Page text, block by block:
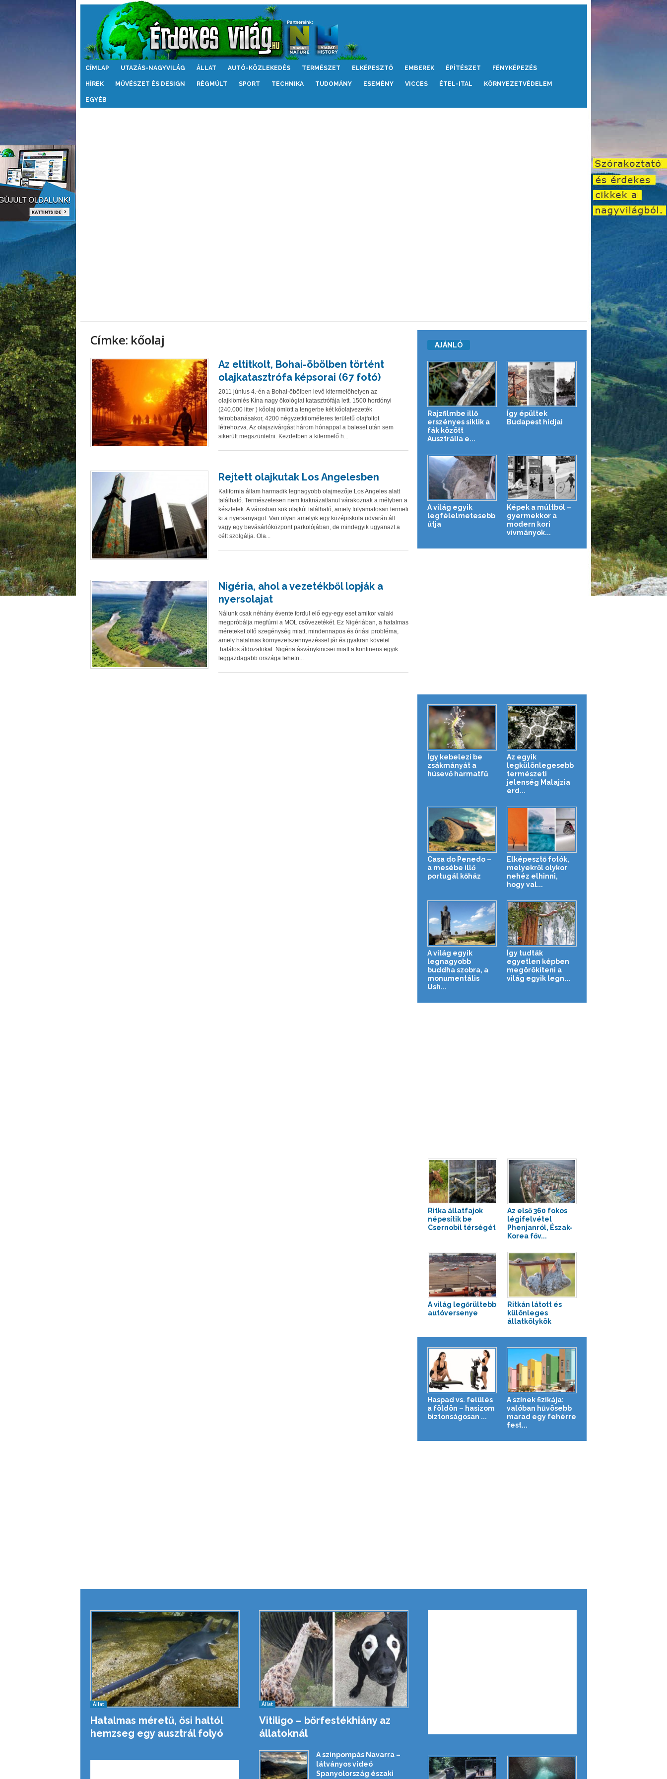
Érdekes
CÍMLAP UTAZÁS-NAGYVILÁG ÁLLAT AUTÓ-KÖZLEKEDÉS TERMÉSZET ELKÉPESZTŐ EMBEREK ÉPÍTÉSZET FÉNYKÉPEZÉS
HÍREK MŰVÉSZET ÉS DESIGN RÉGMÚLT SPORT TECHNIKA TUDOMÁNY ESEMÉNY VICCES ÉTEL-ITAL KÖRNYEZETVÉDELEM
EGYÉB
Címke: kőolaj
Az eltitkolt, Bohai-öbölben történt
olajkatasztrófa képsorai (67 fotó)
2011 június 4.-én a Bohai-öbölben levő kitermelőhelyen az
olajkiömlés Kína nagy ökológiai katasztrófája lett. 1500 hordónyi
(240.000 liter ) kőolaj ömlött a tengerbe két kőolajvezeték
felrobbanásakor, 4200 négyzetkilométeres területű olajfoltot
létrehozva. Az olajszivárgást három hónappal a baleset után sem
sikerült megszüntetni. Kezdetben a kitermelő h...
Rejtett olajkutak Los Angelesben
Kalifornia állam harmadik legnagyobb olajmezője Los Angeles alatt
található. Természetesen nem kiaknázatlanul várakoznak a mélyben a
készletek. A városban sok olajkút található, amely folyamatosan termeli
ki a nyersanyagot. Van olyan amelyik egy középiskola udvarán áll
vagy egy bevásárlóközpont parkolójában, de mindegyik ugyanazt a
célt szolgálja. Ola...
Nigéria, ahol a vezetékből lopják a
nyersolajat
Nálunk csak néhány évente fordul elő egy-egy eset amikor valaki
megpróbálja megfúrni a MOL csővezetékét. Ez Nigériában, a hatalmas
méreteket öltő szegénység miatt, mindennapos és óriási probléma,
amely hatalmas környezetszennyezéssel jár és gyakran követel
halálos áldozatokat. Nigéria ásványkincsei miatt a kontinens egyik
leggazdagabb országa lehetn...
AJÁNLÓ
Rajzfilmbe illő
erszényes siklik a
fák között
Ausztrália e...
Így épültek
Budapest hídjai
A világ egyik
legfélelmetesebb
útja
Képek a múltból –
gyermekkor a
modern kori
vívmányok...
Így kebelezi be
zsákmányát a
húsevő harmatfű
Az egyik
legkülönlegesebb
természeti
jelenség Malajzia
erd...
Casa do Penedo –
a mesébe illő
portugál kőház
Elképesztő fotók,
melyekről olykor
nehéz elhinni,
hogy val...
A világ egyik
legnagyobb
buddha szobra, a
monumentális
Ush...
Így tudták
egyetlen képben
megörökíteni a
világ egyik legn...
Ritka állatfajok
népesítik be
Csernobil térségét
Az első 360 fokos
légifelvétel
Phenjanról, Észak-
Korea főv...
A világ legőrültebb
autóversenye
Ritkán látott és
különleges
állatkölykök
Haspad vs. felülés
a földön – hasizom
biztonságosan ...
A színek fizikája:
valóban hűvösebb
marad egy fehérre
fest...
Állat
Hatalmas méretű, ősi haltól
hemzseg egy ausztrál folyó
Állat
Vitiligo – bőrfestékhiány az
állatoknál
A színpompás Navarra –
látványos videó
Spanyolország északi